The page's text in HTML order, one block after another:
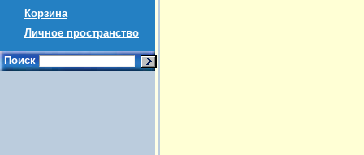
Корзина
Личное пространство
Поиск